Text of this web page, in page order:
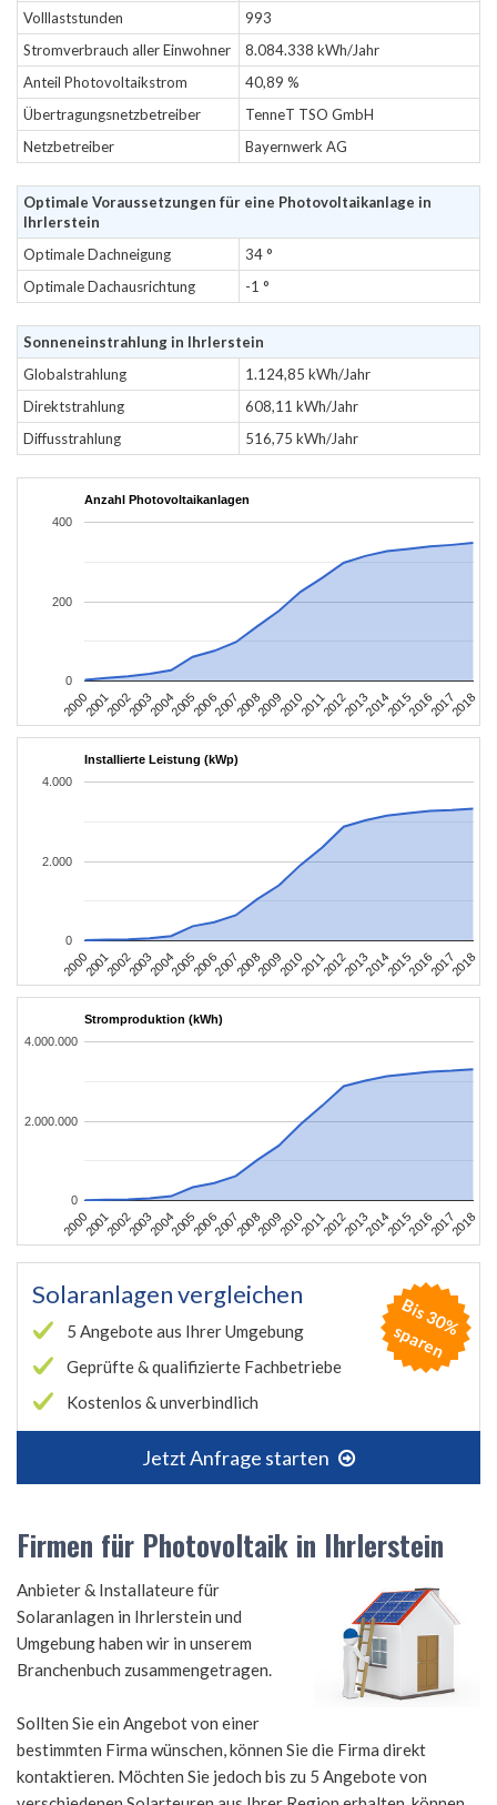
Volllaststunden
993
Stromverbrauch aller Einwohner
8.084.338 kWh/Jahr
Anteil Photovoltaikstrom
40,89 %
Übertragungsnetzbetreiber
TenneT TSO GmbH
Netzbetreiber
Bayernwerk AG
Optimale Voraussetzungen für eine Photovoltaikanlage in
Ihrlerstein
Optimale Dachneigung
34 °
Optimale Dachausrichtung
-1 °
Sonneneinstrahlung in Ihrlerstein
Globalstrahlung
1.124,85 kWh/Jahr
Direktstrahlung
608,11 kWh/Jahr
Diffusstrahlung
516,75 kWh/Jahr
Anzahl Photovoltaikanlagen
2000200120022003200420052006200720082009201020112012201320142015201620172018
0
200
400
Installierte Leistung (kWp)
2000200120022003200420052006200720082009201020112012201320142015201620172018
0
2.000
4.000
Stromproduktion (kWh)
2000200120022003200420052006200720082009201020112012201320142015201620172018
0
2.000.000
4.000.000
Solaranlagen vergleichen
5 Angebote aus Ihrer Umgebung
Geprüfte & qualifizierte Fachbetriebe
Kostenlos & unverbindlich
Jetzt Anfrage starten
B
is
3
0
%
s
p
a
r
e
n
Firmen für Photovoltaik in Ihrlerstein
Anbieter & Installateure für
Solaranlagen in Ihrlerstein und
Umgebung haben wir in unserem
Branchenbuch zusammengetragen.
Sollten Sie ein Angebot von einer
bestimmten Firma wünschen, können Sie die Firma direkt
kontaktieren. Möchten Sie jedoch bis zu 5 Angebote von